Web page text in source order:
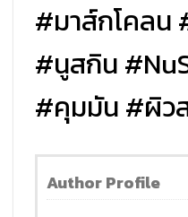
#มาส์กโคลน
#นูสกิน
#คุมมัน #ผิว
Author Profile